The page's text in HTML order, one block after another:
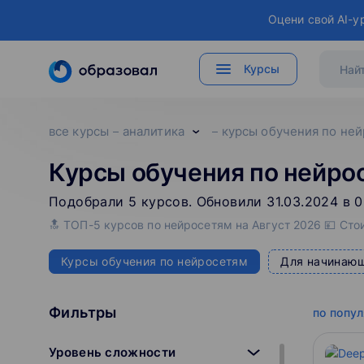
Оцени свой AI-
Курсы
все курсы аналитика курсы обучения по
Курсы обучения по
Подобрали 5 курсов. Обновили 31.03.2024 в
🔝 ТОП-5 курсов по нейросетям на Август 2026 💴
Курсы обучения по нейросетям Для
Фильтры
Уровень сложности
по